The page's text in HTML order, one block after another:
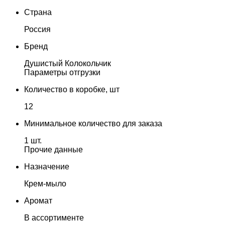
Страна
Россия
Бренд
Душистый Колокольчик
Параметры отгрузки
Количество в коробке, шт
12
Минимальное количество для заказа
1 шт.
Прочие данные
Назначение
Крем-мыло
Аромат
В ассортименте